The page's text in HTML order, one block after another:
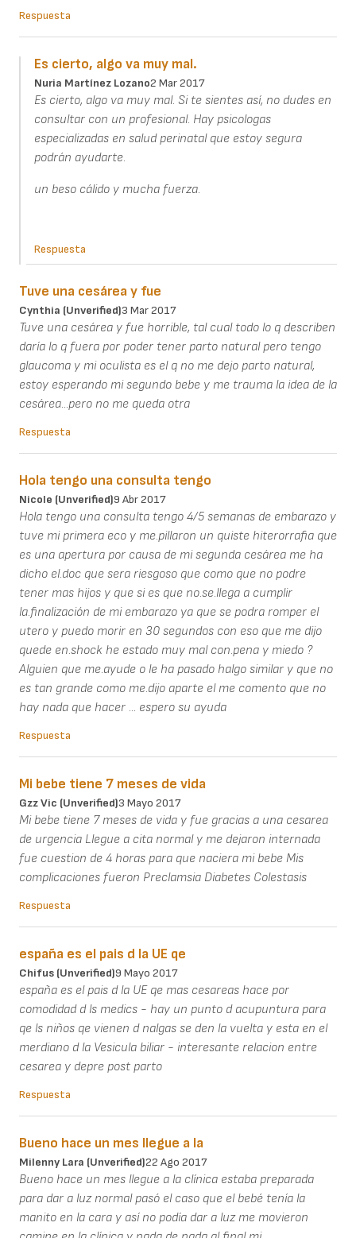
Respuesta
Es cierto, algo va muy mal.
Nuria Martínez Lozano2 Mar 2017
Es cierto, algo va muy mal. Si te sientes así, no dudes en
consultar con un profesional. Hay psicologas
especializadas en salud perinatal que estoy segura
podrán ayudarte.
un beso cálido y mucha fuerza.
Respuesta
Tuve una cesárea y fue
Cynthia (unverified)3 Mar 2017
Tuve una cesárea y fue horrible, tal cual todo lo q describen
daría lo q fuera por poder tener parto natural pero tengo
glaucoma y mi oculista es el q no me dejo parto natural,
estoy esperando mi segundo bebe y me trauma la idea de la
cesárea...pero no me queda otra
Respuesta
Hola tengo una consulta tengo
Nicole (unverified)9 Abr 2017
Hola tengo una consulta tengo 4/5 semanas de embarazo y
tuve mi primera eco y me.pillaron un quiste hiterorrafia que
es una apertura por causa de mi segunda cesárea me ha
dicho el.doc que sera riesgoso que como que no podre
tener mas hijos y que si es que no.se.llega a cumplir
la.finalización de mi embarazo ya que se podra romper el
utero y puedo morir en 30 segundos con eso que me dijo
quede en.shock he estado muy mal con.pena y miedo ?
Alguien que me.ayude o le ha pasado halgo similar y que no
es tan grande como me.dijo aparte el me comento que no
hay nada que hacer ... espero su ayuda
Respuesta
Mi bebe tiene 7 meses de vida
Gzz Vic (unverified)3 Mayo 2017
Mi bebe tiene 7 meses de vida y fue gracias a una cesarea
de urgencia Llegue a cita normal y me dejaron internada
fue cuestion de 4 horas para que naciera mi bebe Mis
complicaciones fueron Preclamsia Diabetes Colestasis
Respuesta
españa es el pais d la UE qe
Chifus (unverified)9 Mayo 2017
españa es el pais d la UE qe mas cesareas hace por
comodidad d ls medics - hay un punto d acupuntura para
qe ls niños qe vienen d nalgas se den la vuelta y esta en el
merdiano d la Vesicula biliar - interesante relacion entre
cesarea y depre post parto
Respuesta
Bueno hace un mes llegue a la
Milenny Lara (unverified)22 Ago 2017
Bueno hace un mes llegue a la clínica estaba preparada
para dar a luz normal pasó el caso que el bebé tenía la
manito en la cara y así no podía dar a luz me movieron